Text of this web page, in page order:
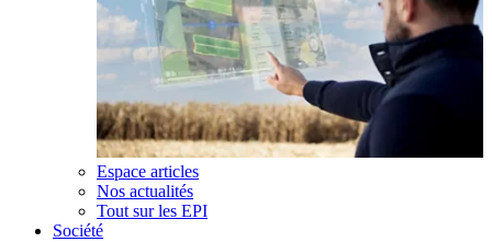
Espace articles
Nos actualités
Tout sur les EPI
Société